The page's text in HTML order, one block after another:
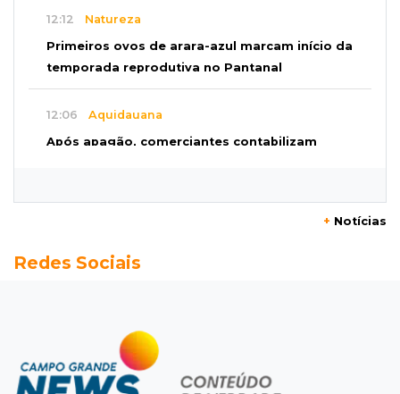
12:12 Natureza
Primeiros ovos de arara-azul marcam início da
temporada reprodutiva no Pantanal
12:06 Aquidauana
Após apagão, comerciantes contabilizam
ganhar dia oficial em MS
Dupla troca a 'sofrência' por alerta contra a
violência à mulher
+ Notícias
Redes Sociais